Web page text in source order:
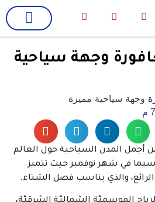
وجهة سياحية
أجمل المدن السياحية حول العالم
في شهر نوفمبر حيث تتميز
والذي يناسب فصل الشتاء.